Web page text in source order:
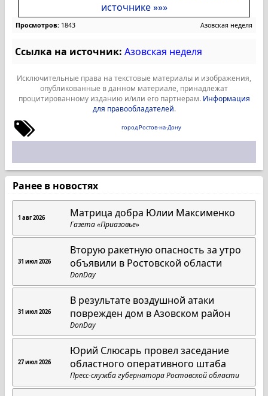
источнике »»»
Просмотров: 1843 Азовская неделя
Ссылка на источник: Азовская неделя
Исключительные права на текстовые материалы и изображения,
опубликованные в данном материале, принадлежат
процитированному изданию и/или его партнерам. Информация
для правообладателей.
город Ростов-на-Дону
Ранее в новостях
1 авг 2026 Матрица добра Юлии Максименко
Газета «Приазовье»
31 июл 2026
Вторую ракетную опасность за утро
объявили в Ростовской области
DonDay
31 июл 2026
В результате воздушной атаки
поврежден дом в Азовском район
DonDay
27 июл 2026
Юрий Слюсарь провел заседание
областного оперативного штаба
Пресс-служба губернатора Ростовской области